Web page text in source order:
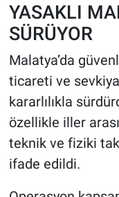
YASAKLI
SÜRÜYOR
Malatya’da
ticareti ve
kararlılıkla
özellikle iller
teknik ve fiziki
ifade edildi.